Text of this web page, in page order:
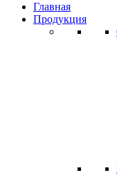
Главная
Продукция